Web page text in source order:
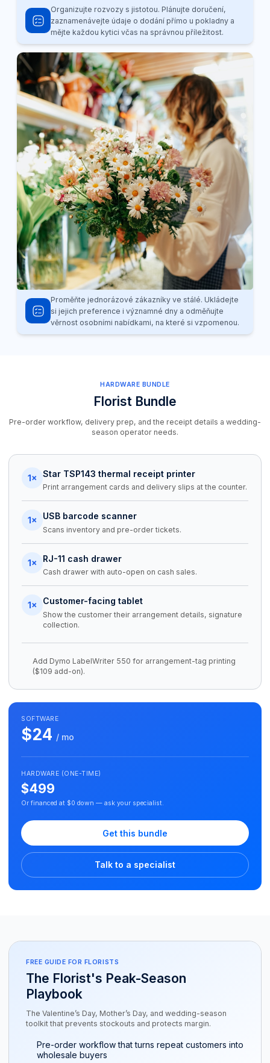
Organizujte rozvozy s jistotou. Plánujte doručení,
zaznamenávejte údaje o dodání přímo u pokladny a
mějte každou kytici včas na správnou příležitost.
Proměňte jednorázové zákazníky ve stálé. Ukládejte
si jejich preference i významné dny a odměňujte
věrnost osobními nabídkami, na které si vzpomenou.
HARDWARE BUNDLE
Florist Bundle
Pre-order workflow, delivery prep, and the receipt details a wedding-
season operator needs.
1× Star TSP143 thermal receipt printer
Print arrangement cards and delivery slips at the counter.
1× USB barcode scanner
Scans inventory and pre-order tickets.
1× RJ-11 cash drawer
Cash drawer with auto-open on cash sales.
1× Customer-facing tablet
Show the customer their arrangement details, signature
collection.
Add Dymo LabelWriter 550 for arrangement-tag printing
($109 add-on).
SOFTWARE
$24 / mo
HARDWARE (ONE-TIME)
$499
Or financed at $0 down — ask your specialist.
Get this bundle
Talk to a specialist
FREE GUIDE FOR FLORISTS
The Florist's Peak-Season
Playbook
The Valentine’s Day, Mother’s Day, and wedding-season
toolkit that prevents stockouts and protects margin.
Pre-order workflow that turns repeat customers into
wholesale buyers